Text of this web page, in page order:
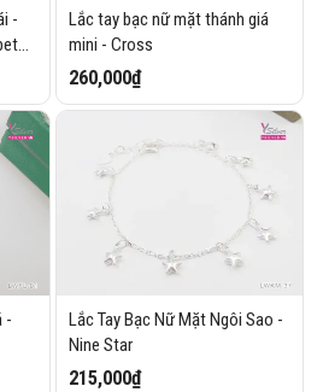
-
Lắc tay bạc nữ mặt thánh giá
mini - Cross
260,000₫
-
Lắc Tay Bạc Nữ Mặt Ngôi Sao -
Nine Star
215,000₫